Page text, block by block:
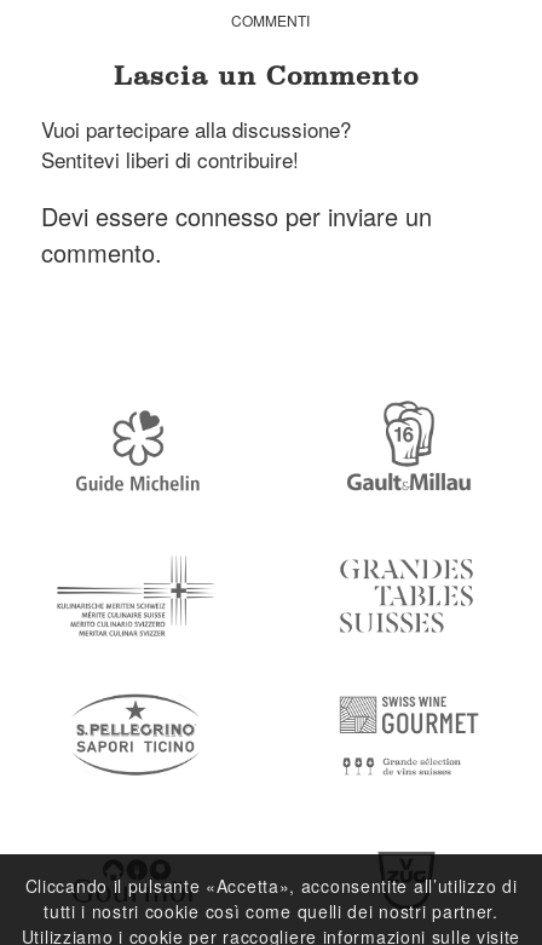
COMMENTI
Lascia un Commento
Vuoi partecipare alla discussione?
Sentitevi liberi di contribuire!
Devi essere connessoper inviare un
commento.
Cliccando il pulsante «Accetta», acconsentite all’utilizzo di
tutti i nostri cookie così come quelli dei nostri partner.
Utilizziamo i cookie per raccogliere informazioni sulle visite